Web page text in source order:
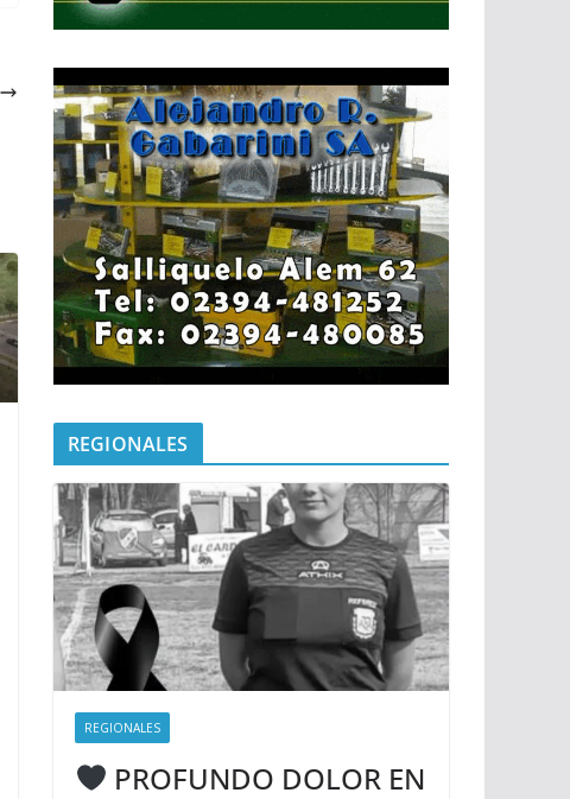
REGIONALES
REGIONALES
PROFUNDO DOLOR EN